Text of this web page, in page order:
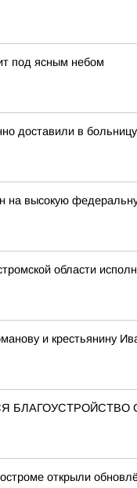
под ясным небом
доставили в
на высокую
области
и крестьянину
БЛАГОУСТРОЙСТВО
открыли